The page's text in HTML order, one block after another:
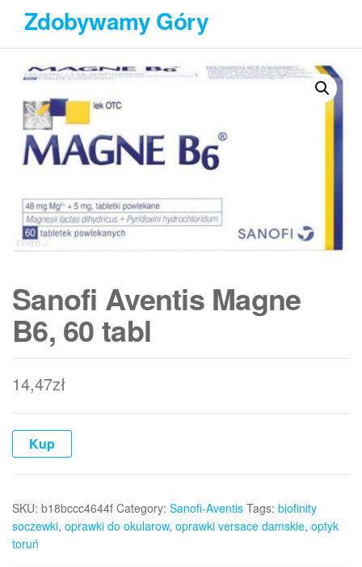
Przejdź
treści
Zdobywamy Góry
Sanofi Aventis Magne
B6, 60 tabl
14,47zł
Kup
SKU: b18bccc4644f Category: Sanofi-Aventis Tags: biofinity
soczewki, oprawki do okularow, oprawki versace damskie, optyk
toruń